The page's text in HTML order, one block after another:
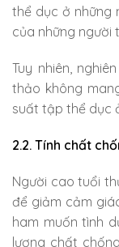
thể dục ở những
của những người
Tuy nhiên,
thảo không
suất tập thể dục
2.2. Tính chất
Người cao tuổi
để giảm cảm
ham muốn tình
lượng chất